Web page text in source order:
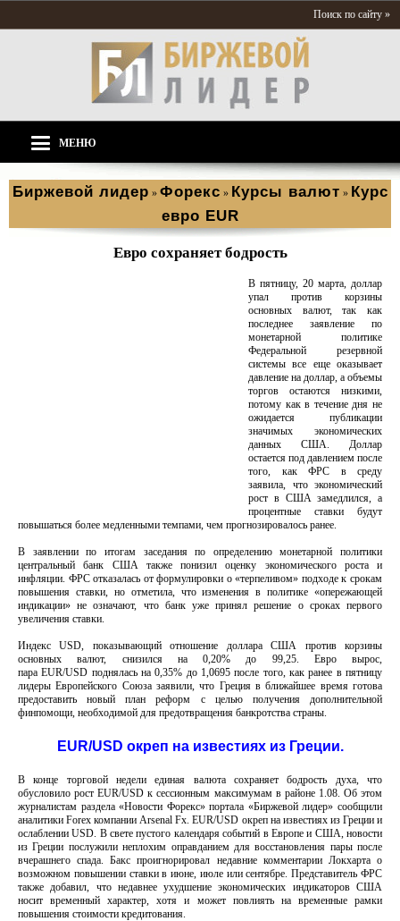
Поиск по сайту »
МЕНЮ
Биржевой лидер » Форекс » Курсы валют » Курс
евро EUR
Евро сохраняет бодрость
В пятницу, 20 марта, доллар
упал против корзины
основных валют, так как
последнее заявление по
монетарной политике
Федеральной резервной
системы все еще оказывает
давление на доллар, а объемы
торгов остаются низкими,
потому как в течение дня не
ожидается публикации
значимых экономических
данных США. Доллар
остается под давлением после
того, как ФРС в среду
заявила, что экономический
рост в США замедлился, а
процентные ставки будут
повышаться более медленными темпами, чем прогнозировалось ранее.
В заявлении по итогам заседания по определению монетарной политики
центральный банк США также понизил оценку экономического роста и
инфляции. ФРС отказалась от формулировки о «терпеливом» подходе к срокам
повышения ставки, но отметила, что изменения в политике «опережающей
индикации» не означают, что банк уже принял решение о сроках первого
увеличения ставки.
Индекс USD, показывающий отношение доллара США против корзины
основных валют, снизился на 0,20% до 99,25. Евро вырос,
пара EUR/USD поднялась на 0,35% до 1,0695 после того, как ранее в пятницу
лидеры Европейского Союза заявили, что Греция в ближайшее время готова
предоставить новый план реформ с целью получения дополнительной
финпомощи, необходимой для предотвращения банкротства страны.
EUR/USD окреп на известиях из Греции.
В конце торговой недели единая валюта сохраняет бодрость духа, что
обусловило рост EUR/USD к сессионным максимумам в районе 1.08. Об этом
журналистам раздела «Новости Форекс» портала «Биржевой лидер» сообщили
аналитики Forex компании Arsenal Fx. EUR/USD окреп на известиях из Греции и
ослаблении USD. В свете пустого календаря событий в Европе и США, новости
из Греции послужили неплохим оправданием для восстановления пары после
вчерашнего спада. Бакс проигнорировал недавние комментарии Локхарта о
возможном повышении ставки в июне, июле или сентябре. Представитель ФРС
также добавил, что недавнее ухудшение экономических индикаторов США
носит временный характер, хотя и может повлиять на временные рамки
повышения стоимости кредитования.